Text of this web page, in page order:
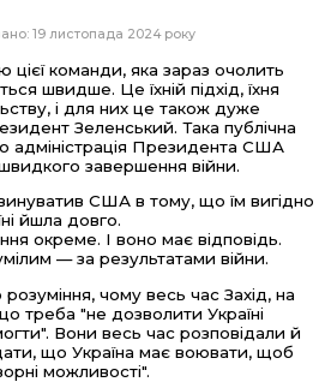
19 листопада 2024 року
цієї команди, яка зараз очолить
швидше. Це їхній підхід, їхня
і для них це також дуже
Зеленський. Така публічна
адміністрація Президента США
завершення війни.
США в тому, що їм вигідно
йшла довго.
окреме. І воно має відповідь.
— за результатами війни.
чому весь час Захід, на
треба "не дозволити Україні
Вони весь час розповідали й
що Україна має воювати, щоб
можливості".